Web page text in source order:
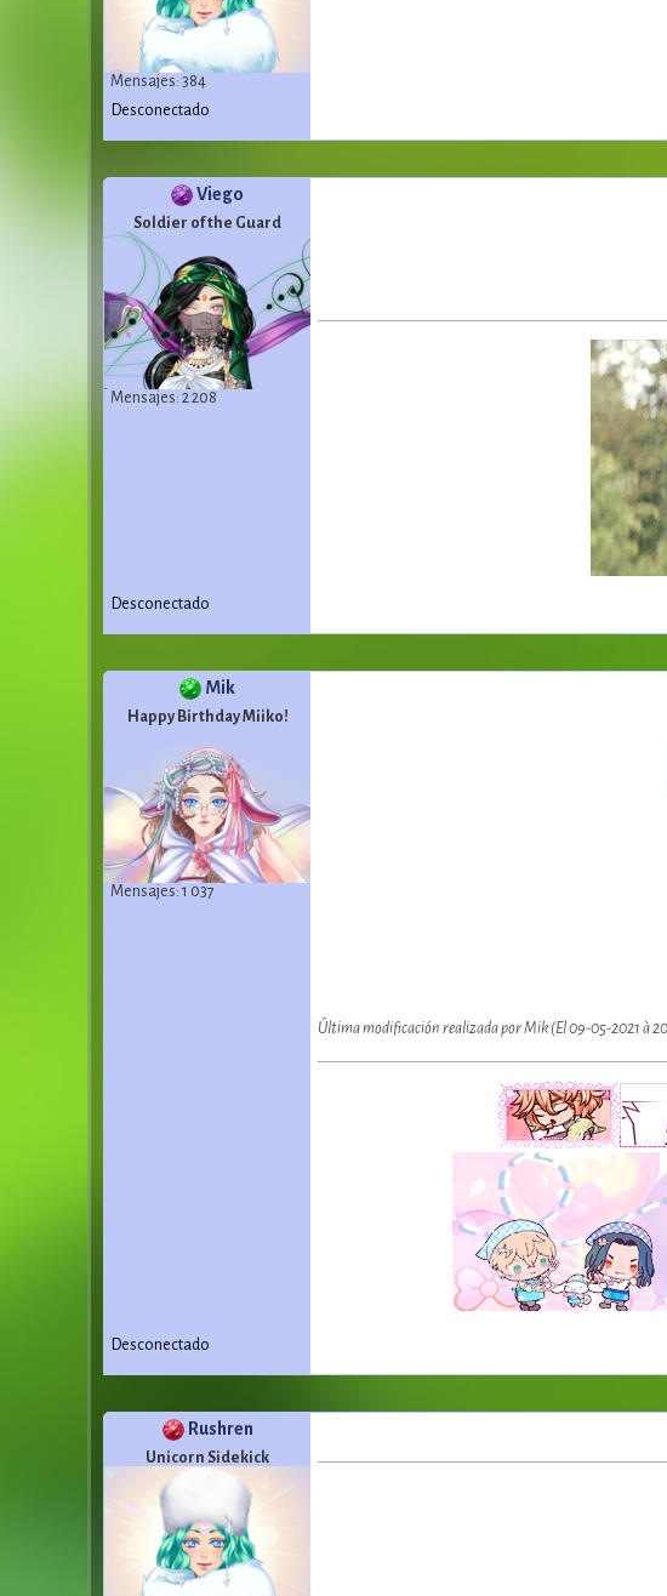
Mensajes: 384
Desconectado
Viego
Soldier of the Guard
Mensajes: 2 208
Desconectado
Mik
Happy Birthday Miiko!
Mensajes: 1 037
Última modificación realizada por Mik (El 09-05-2021 à
Desconectado
Rushren
Unicorn Sidekick